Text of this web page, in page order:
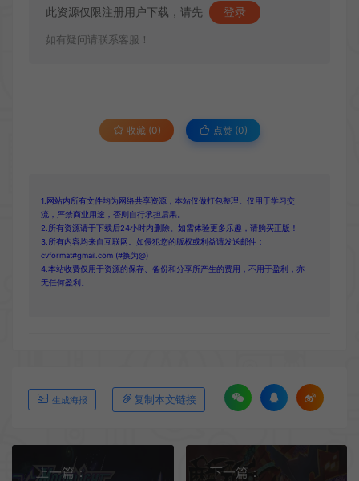
此资源仅限注册用户下载，请先 登录
如有疑问请联系客服！
收藏 (0) 点赞 (0)
1.网站内所有文件均为网络共享资源，本站仅做打包整理。仅用于学习交
流，严禁商业用途，否则自行承担后果。
2.所有资源请于下载后24小时内删除。如需体验更多乐趣，请购买正版！
3.所有内容均来自互联网。如侵犯您的版权或利益请发送邮件：
cvformat#gmail.com (#换为@)
4.本站收费仅用于资源的保存、备份和分享所产生的费用，不用于盈利，亦
无任何盈利。
生成海报 复制本文链接
上一篇：
下一篇：